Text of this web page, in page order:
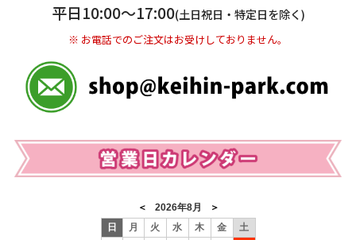
三井住友銀行 船橋支店
普通 7263489
※ 振込み手数料お客様ご負担。
平日10:00〜17:00(土日祝日・特定日を除く)
※ お電話でのご注文はお受けしておりません。